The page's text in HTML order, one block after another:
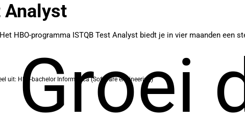
Groei
Analyst
HBO-programma ISTQB Test Analyst biedt je in vier maanden een
uit: HBO-bachelor Informatica (Software engineering)